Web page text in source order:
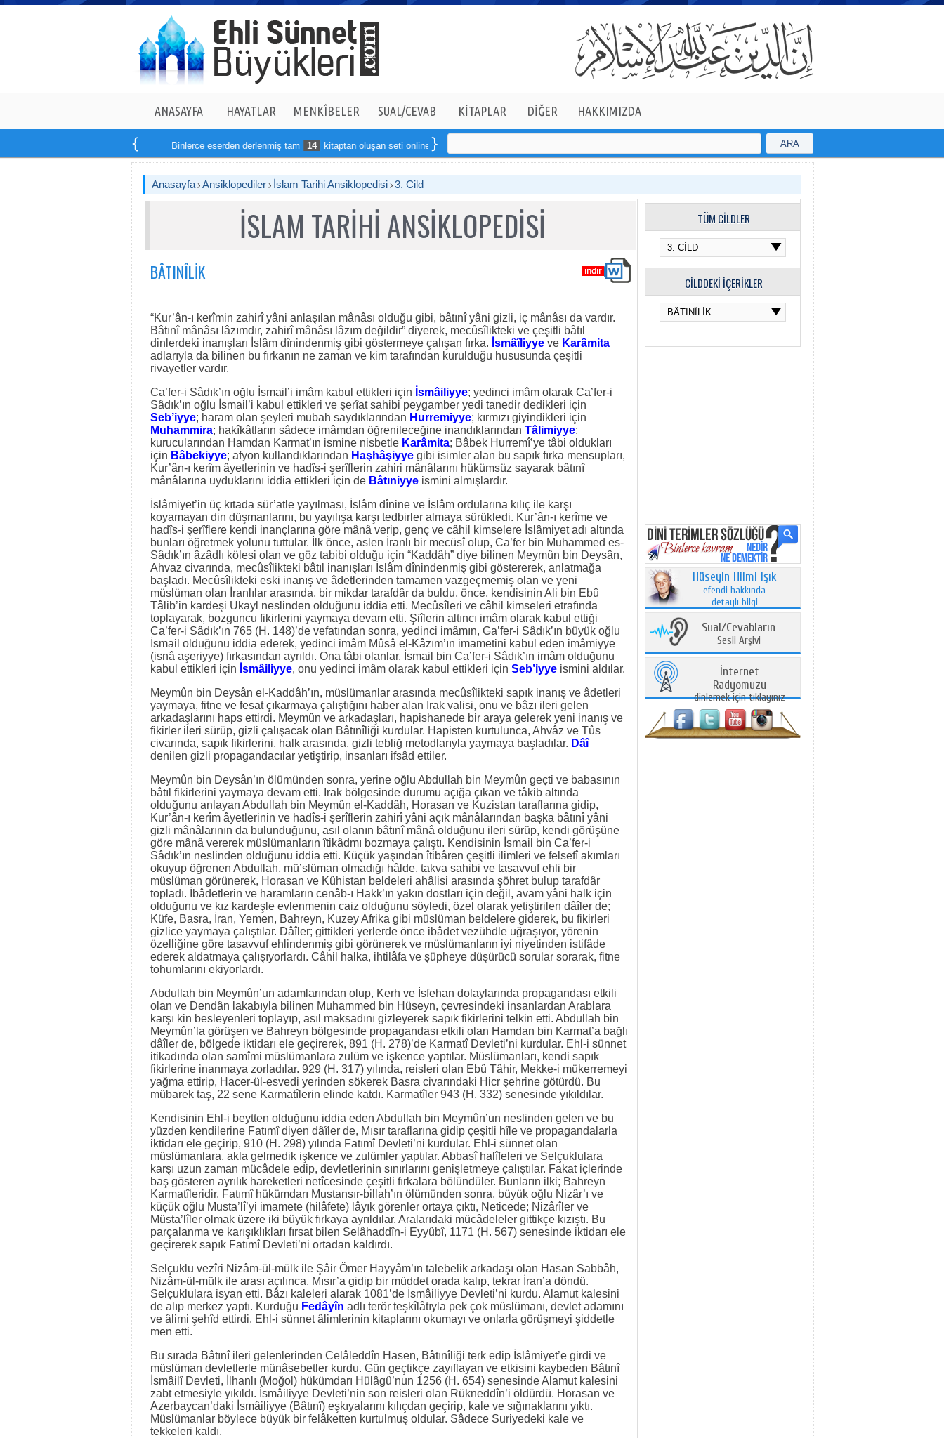
ANASAYFA HAYATLAR MENKÎBELER SUAL/CEVAB KİTAPLAR DİĞER HAKKIMIZDA
Binlerce eserden derlenmiş tam 14 kitaptan oluşan seti online sipariş verebilirsiniz ARA
Anasayfa Ansiklopediler İslam Tarihi Ansiklopedisi 3. Cild
İSLAM TARİHİ ANSİKLOPEDİSİ
BÂTINÎLİK
“Kur’ân-ı kerîmin zahirî yâni anlaşılan mânâsı olduğu gibi, bâtınî yâni gizli, iç mânâsı da vardır.
Bâtınî mânâsı lâzımdır, zahirî mânâsı lâzım değildir” diyerek, mecûsîlikteki ve çeşitli bâtıl
dinlerdeki inanışları İslâm dînindenmiş gibi göstermeye çalışan fırka. İsmâîliyye ve Karâmita
adlarıyla da bilinen bu fırkanın ne zaman ve kim tarafından kurulduğu hususunda çeşitli
rivayetler vardır.
Ca’fer-i Sâdık’ın oğlu İsmail’i imâm kabul ettikleri için İsmâiliyye; yedinci imâm olarak Ca’fer-i
Sâdık’ın oğlu İsmail’i kabul ettikleri ve şerîat sahibi peygamber yedi tanedir dedikleri için
Seb’iyye; haram olan şeyleri mubah saydıklarından Hurremiyye; kırmızı giyindikleri için
Muhammira; hakîkâtların sâdece imâmdan öğrenileceğine inandıklarından Tâlimiyye;
kurucularından Hamdan Karmat’ın ismine nisbetle Karâmita; Bâbek Hurremî’ye tâbi oldukları
için Bâbekiyye; afyon kullandıklarından Haşhâşiyye gibi isimler alan bu sapık fırka mensupları,
Kur’ân-ı kerîm âyetlerinin ve hadîs-i şerîflerin zahiri mânâlarını hükümsüz sayarak bâtınî
mânâlarına uyduklarını iddia ettikleri için de Bâtıniyye ismini almışlardır.
İslâmiyet’in üç kıtada sür’atle yayılması, İslâm dînine ve İslâm ordularına kılıç ile karşı
koyamayan din düşmanlarını, bu yayılışa karşı tedbirler almaya sürükledi. Kur’ân-ı kerîme ve
hadîs-i şerîflere kendi inançlarına göre mânâ verip, genç ve câhil kimselere İslâmiyet adı altında
bunları öğretmek yolunu tuttular. İlk önce, aslen İranlı bir mecüsî olup, Ca’fer bin Muhammed es-
Sâdık’ın âzâdlı kölesi olan ve göz tabibi olduğu için “Kaddâh” diye bilinen Meymûn bin Deysân,
Ahvaz civarında, mecûsîlikteki bâtıl inanışları İslâm dînindenmiş gibi göstererek, anlatmağa
başladı. Mecûsîlikteki eski inanış ve âdetlerinden tamamen vazgeçmemiş olan ve yeni
müslüman olan İranlılar arasında, bir mikdar tarafdâr da buldu, önce, kendisinin Ali bin Ebû
Tâlib’in kardeşi Ukayl neslinden olduğunu iddia etti. Mecûsîleri ve câhil kimseleri etrafında
toplayarak, bozguncu fikirlerini yaymaya devam etti. Şiîlerin altıncı imâm olarak kabul ettiği
Ca’fer-i Sâdık’ın 765 (H. 148)’de vefatından sonra, yedinci imâmın, Ga’fer-i Sâdık’ın büyük oğlu
İsmail olduğunu iddia ederek, yedinci imâm Mûsâ el-Kâzım’ın imametini kabul eden imâmiyye
(isnâ aşeriyye) fırkasından ayrıldı. Ona tâbi olanlar, İsmail bin Ca’fer-i Sâdık’ın imâm olduğunu
kabul ettikleri için İsmâiliyye, onu yedinci imâm olarak kabul ettikleri için Seb’iyye ismini aldılar.
Meymûn bin Deysân el-Kaddâh’ın, müslümanlar arasında mecûsîlikteki sapık inanış ve âdetleri
yaymaya, fitne ve fesat çıkarmaya çalıştığını haber alan Irak valisi, onu ve bâzı ileri gelen
arkadaşlarını haps ettirdi. Meymûn ve arkadaşları, hapishanede bir araya gelerek yeni inanış ve
fikirler ileri sürüp, gizli çalışacak olan Bâtınîliği kurdular. Hapisten kurtulunca, Ahvâz ve Tûs
civarında, sapık fikirlerini, halk arasında, gizli tebliğ metodlarıyla yaymaya başladılar. Dâî
denilen gizli propagandacılar yetiştirip, insanları ifsâd ettiler.
Meymûn bin Deysân’ın ölümünden sonra, yerine oğlu Abdullah bin Meymûn geçti ve babasının
bâtıl fikirlerini yaymaya devam etti. Irak bölgesinde durumu açığa çıkan ve tâkib altında
olduğunu anlayan Abdullah bin Meymûn el-Kaddâh, Horasan ve Kuzistan taraflarına gidip,
Kur’ân-ı kerîm âyetlerinin ve hadîs-i şerîflerin zahirî yâni açık mânâlarından başka bâtınî yâni
gizli mânâlarının da bulunduğunu, asıl olanın bâtınî mânâ olduğunu ileri sürüp, kendi görüşüne
göre mânâ vererek müslümanların îtikâdmı bozmaya çalıştı. Kendisinin İsmail bin Ca’fer-i
Sâdık’ın neslinden olduğunu iddia etti. Küçük yaşından îtibâren çeşitli ilimleri ve felsefî akımları
okuyup öğrenen Abdullah, mü’slüman olmadığı hâlde, takva sahibi ve tasavvuf ehli bir
müslüman görünerek, Horasan ve Kûhistan beldeleri ahâlisi arasında şöhret bulup tarafdâr
topladı. İbâdetlerin ve haramların cenâb-ı Hakk’ın yakın dostları için değil, avam yâni halk için
olduğunu ve kız kardeşle evlenmenin caiz olduğunu söyledi, özel olarak yetiştirilen dâîler de;
Küfe, Basra, İran, Yemen, Bahreyn, Kuzey Afrika gibi müslüman beldelere giderek, bu fikirleri
gizlice yaymaya çalıştılar. Dâîler; gittikleri yerlerde önce ibâdet vezühdle uğraşıyor, yörenin
özelliğine göre tasavvuf ehlindenmiş gibi görünerek ve müslümanların iyi niyetinden istifâde
ederek aldatmaya çalışıyorlardı. Câhil halka, ihtilâfa ve şüpheye düşürücü sorular sorarak, fitne
tohumlarını ekiyorlardı.
Abdullah bin Meymûn’un adamlarından olup, Kerh ve İsfehan dolaylarında propagandası etkili
olan ve Dendân lakabıyla bilinen Muhammed bin Hüseyn, çevresindeki insanlardan Arablara
karşı kin besleyenleri toplayıp, asıl maksadını gizleyerek sapık fikirlerini telkin etti. Abdullah bin
Meymûn’la görüşen ve Bahreyn bölgesinde propagandası etkili olan Hamdan bin Karmat’a bağlı
dâîler de, bölgede iktidarı ele geçirerek, 891 (H. 278)’de Karmatî Devleti’ni kurdular. Ehl-i sünnet
itikadında olan samîmi müslümanlara zulüm ve işkence yaptılar. Müslümanları, kendi sapık
fikirlerine inanmaya zorladılar. 929 (H. 317) yılında, reisleri olan Ebû Tâhir, Mekke-i mükerremeyi
yağma ettirip, Hacer-ül-esvedi yerinden sökerek Basra civarındaki Hicr şehrine götürdü. Bu
mübarek taş, 22 sene Karmatîlerin elinde katdı. Karmatîler 943 (H. 332) senesinde yıkıldılar.
Kendisinin Ehl-i beytten olduğunu iddia eden Abdullah bin Meymûn’un neslinden gelen ve bu
yüzden kendilerine Fatımî diyen dâîler de, Mısır taraflarına gidip çeşitli hîle ve propagandalarla
iktidarı ele geçirip, 910 (H. 298) yılında Fatımî Devleti’ni kurdular. Ehl-i sünnet olan
müslümanlara, akla gelmedik işkence ve zulümler yaptılar. Abbasî halîfeleri ve Selçuklulara
karşı uzun zaman mücâdele edip, devletlerinin sınırlarını genişletmeye çalıştılar. Fakat içlerinde
baş gösteren ayrılık hareketleri netîcesinde çeşitli fırkalara bölündüler. Bunların ilki; Bahreyn
Karmatîleridir. Fatımî hükümdarı Mustansır-billah’ın ölümünden sonra, büyük oğlu Nizâr’ı ve
küçük oğlu Musta’lî’yi imamete (hilâfete) lâyık görenler ortaya çıktı, Neticede; Nizârîler ve
Müsta’lîler olmak üzere iki büyük fırkaya ayrıldılar. Aralarıdaki mücâdeleler gittikçe kızıştı. Bu
parçalanma ve karışıklıkları fırsat bilen Selâhaddîn-i Eyyûbî, 1171 (H. 567) senesinde iktidarı ele
geçirerek sapık Fatımî Devleti’ni ortadan kaldırdı.
Selçuklu vezîri Nizâm-ül-mülk ile Şâir Ömer Hayyâm’ın talebelik arkadaşı olan Hasan Sabbâh,
Nizâm-ül-mülk ile arası açılınca, Mısır’a gidip bir müddet orada kalıp, tekrar İran’a döndü.
Selçuklulara isyan etti. Bâzı kaleleri alarak 1081’de İsmâiliyye Devleti’ni kurdu. Alamut kalesini
de alıp merkez yaptı. Kurduğu Fedâyîn adlı terör teşkîlâtıyla pek çok müslümanı, devlet adamını
ve âlimi şehîd ettirdi. Ehl-i sünnet âlimlerinin kitaplarını okumayı ve onlarla görüşmeyi şiddetle
men etti.
Bu sırada Bâtınî ileri gelenlerinden Celâleddîn Hasen, Bâtınîliği terk edip İslâmiyet’e girdi ve
müslüman devletlerle münâsebetler kurdu. Gün geçtikçe zayıflayan ve etkisini kaybeden Bâtınî
İsmâilî Devleti, İlhanlı (Moğol) hükümdarı Hülâgû’nun 1256 (H. 654) senesinde Alamut kalesini
zabt etmesiyle yıkıldı. İsmâiliyye Devleti’nin son reisleri olan Rükneddîn’i öldürdü. Horasan ve
Azerbaycan’daki İsmâiliyye (Bâtınî) eşkıyalarını kılıçdan geçirip, kale ve sığınaklarını yıktı.
Müslümanlar böylece büyük bir felâketten kurtulmuş oldular. Sâdece Suriyedeki kale ve
tekkeleri kaldı.
TÜM CİLDLER
CİLDDEKİ İÇERİKLER
Hüseyin Hilmi Işık
efendi hakkında
detaylı bilgi
Sual/Cevabların
Sesli Arşivi
İnternet
Radyomuzu
dinlemek için tıklayınız